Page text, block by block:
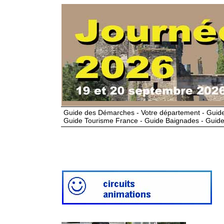
Guide des Démarches - Votre département -
Guide Tourisme France - Guide Baignades -